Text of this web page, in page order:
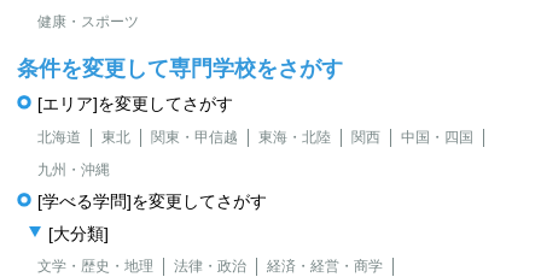
健康・スポーツ
条件を変更して専門学校をさがす
[エリア]を変更してさがす
北海道 東北 関東・甲信越 東海・北陸 関西
中国・四国
九州・沖縄
[学べる学問]を変更してさがす
[大分類]
文学・歴史・地理 法律・政治
経済・経営・商学